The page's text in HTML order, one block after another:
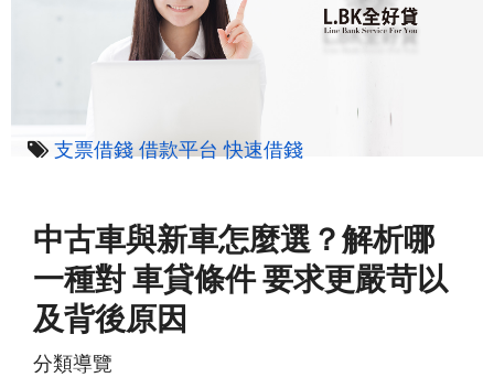
支票借錢 借款平台 快速借錢
中古車與新車怎麼選？解析哪
一種對 車貸條件 要求更嚴苛以
及背後原因
分類導覽